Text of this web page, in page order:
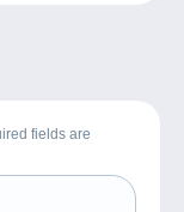
fields are